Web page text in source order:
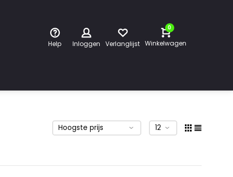
Help Inloggen Verlanglijst
0
Winkelwagen